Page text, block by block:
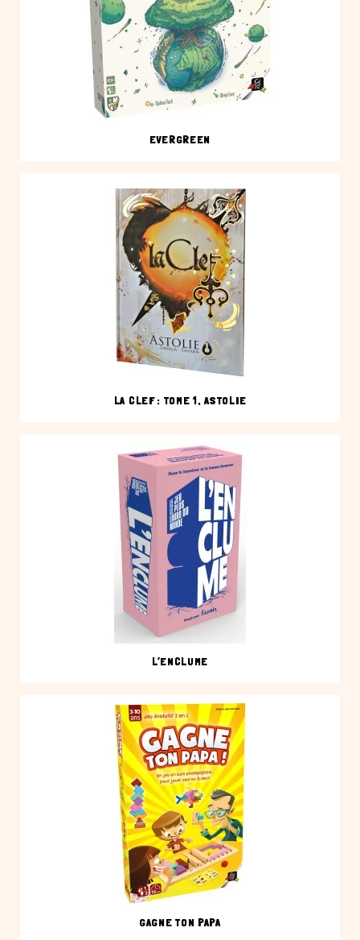
EVERGREEN
LA CLEF : TOME 1, ASTOLIE
L’ENCLUME
GAGNE TON PAPA